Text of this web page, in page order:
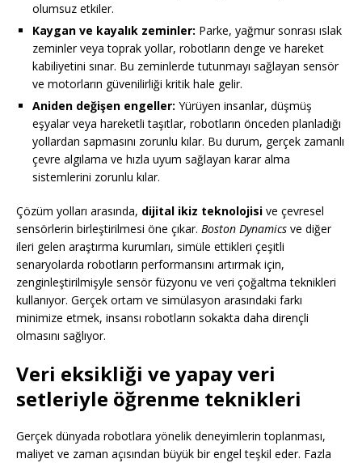
olumsuz etkiler.
Kaygan ve kayalık zeminler: Parke, yağmur sonrası ıslak
zeminler veya toprak yollar, robotların denge ve hareket
kabiliyetini sınar. Bu zeminlerde tutunmayı sağlayan sensör
ve motorların güvenilirliği kritik hale gelir.
Aniden değişen engeller: Yürüyen insanlar, düşmüş
eşyalar veya hareketli taşıtlar, robotların önceden planladığı
yollardan sapmasını zorunlu kılar. Bu durum, gerçek zamanlı
çevre algılama ve hızla uyum sağlayan karar alma
sistemlerini zorunlu kılar.
Çözüm yolları arasında, dijital ikiz teknolojisi ve çevresel
sensörlerin birleştirilmesi öne çıkar. Boston Dynamics ve diğer
ileri gelen araştırma kurumları, simüle ettikleri çeşitli
senaryolarda robotların performansını artırmak için,
zenginleştirilmişyle sensör füzyonu ve veri çoğaltma teknikleri
kullanıyor. Gerçek ortam ve simülasyon arasındaki farkı
minimize etmek, insansı robotların sokakta daha dirençli
olmasını sağlıyor.
Veri eksikliği ve yapay veri
setleriyle öğrenme teknikleri
Gerçek dünyada robotlara yönelik deneyimlerin toplanması,
maliyet ve zaman açısından büyük bir engel teşkil eder. Fazla